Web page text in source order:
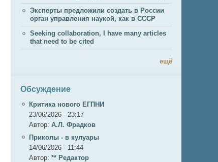
Эксперты предложили создать в России
орган управления наукой, как в СССР
Seeking collaboration, I have many articles
that need to be cited
ещё
Обсуждение
Критика нового ЕГПНИ
23/06/2026 - 23:17
Автор: А.Л. Фрадков
Приколы - в кулуары
14/06/2026 - 11:44
Автор: ** Редактор